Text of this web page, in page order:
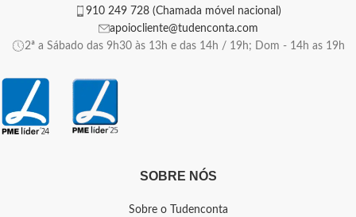
910 249 728 (Chamada móvel nacional)
apoiocliente@tudenconta.com
2ª a Sábado das 9h30 às 13h e das 14h / 19h; Dom - 14h as 19h
SOBRE NÓS
Sobre o Tudenconta